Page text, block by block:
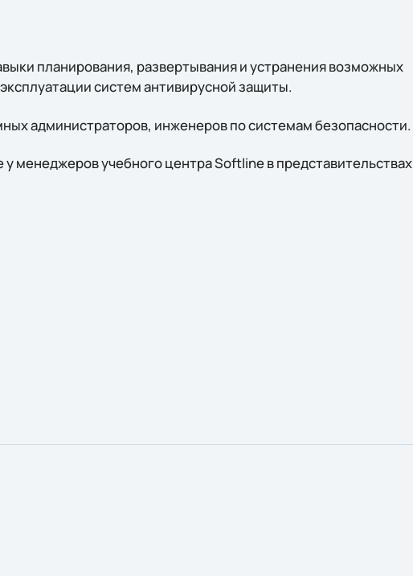
планирования, развертывания и устранения возможных
систем антивирусной защиты.
администраторов, инженеров по системам безопасности.
учебного центра Softline в представительствах